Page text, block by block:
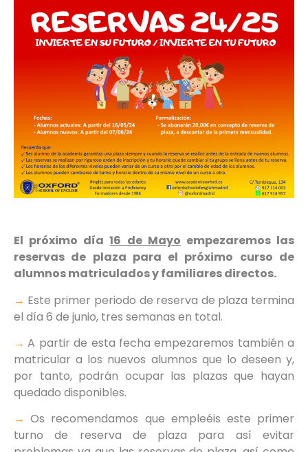
El próximo día16 de Mayo empezaremos las
reservas de plaza para el próximo curso de
alumnos matriculados y familiares directos.
→ Este primer periodo de reserva de plaza termina
el día 6 de junio, tres semanas en total.
→ A partir de esta fecha empezaremos también a
matricular a los nuevos alumnos que lo deseen y,
por tanto, podrán ocupar las plazas que hayan
quedado disponibles.
→ Os recomendamos que empleéis este primer
turno de reserva de plaza para así evitar